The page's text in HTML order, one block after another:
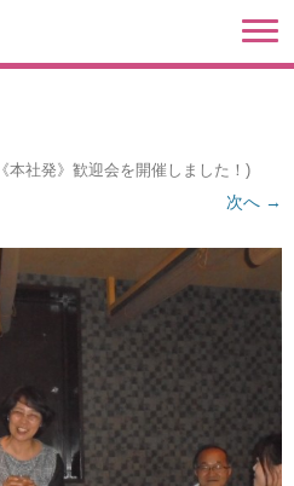
《本社発》歓迎会を開催しました！ )
次へ →